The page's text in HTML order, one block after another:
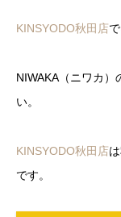
KINSYODO秋田店
NIWAKA（ニワカ）
い。
KINSYODO秋田店
です。